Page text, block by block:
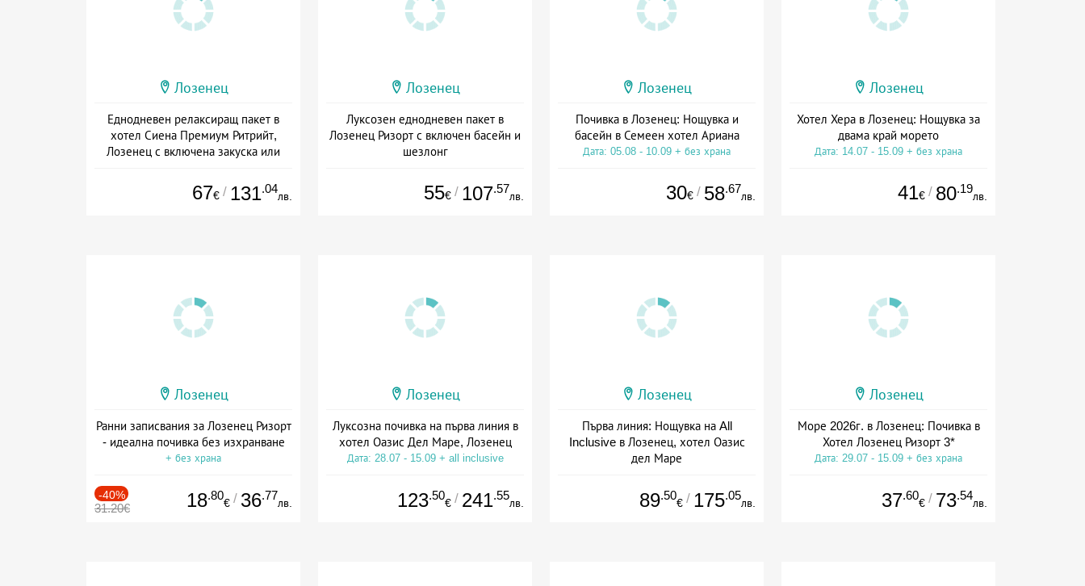
Лозенец
Еднодневен релаксиращ пакет в
хотел Сиена Премиум Ритрийт,
Лозенец с включена закуска или
Дата: 29.05 - 15.09 + полупансион
67€ / 131.04
лв.
Лозенец
Луксозен еднодневен пакет в
Лозенец Ризорт с включен басейн и
шезлонг
55€ / 107.57
лв.
Лозенец
Почивка в Лозенец: Нощувка и
басейн в Семеен хотел Ариана
Дата: 05.08 - 10.09 + без храна
30€ / 58.67
лв.
Лозенец
Хотел Хера в Лозенец: Нощувка за
двама край морето
Дата: 14.07 - 15.09 + без храна
41€ / 80.19
лв.
Лозенец
Ранни записвания за Лозенец Ризорт
- идеална почивка без изхранване
+ без храна
-40%
31.20€ 18.80
€ / 36.77
лв.
Лозенец
Луксозна почивка на първа линия в
хотел Оазис Дел Маре, Лозенец
Дата: 28.07 - 15.09 + all inclusive
123.50
€ / 241.55
лв.
Лозенец
Първа линия: Нощувка на All
Inclusive в Лозенец, хотел Оазис
дел Маре
89.50
€ / 175.05
лв.
Лозенец
Море 2026г. в Лозенец: Почивка в
Хотел Лозенец Ризорт 3*
Дата: 29.07 - 15.09 + без храна
37.60
€ / 73.54
лв.